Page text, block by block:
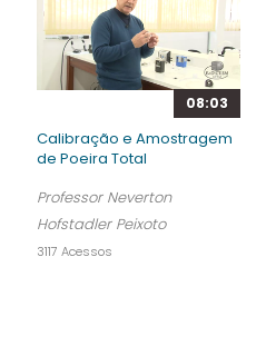
08:03
Calibração e Amostragem
de Poeira Total
Professor Neverton
Hofstadler Peixoto
3117 Acessos